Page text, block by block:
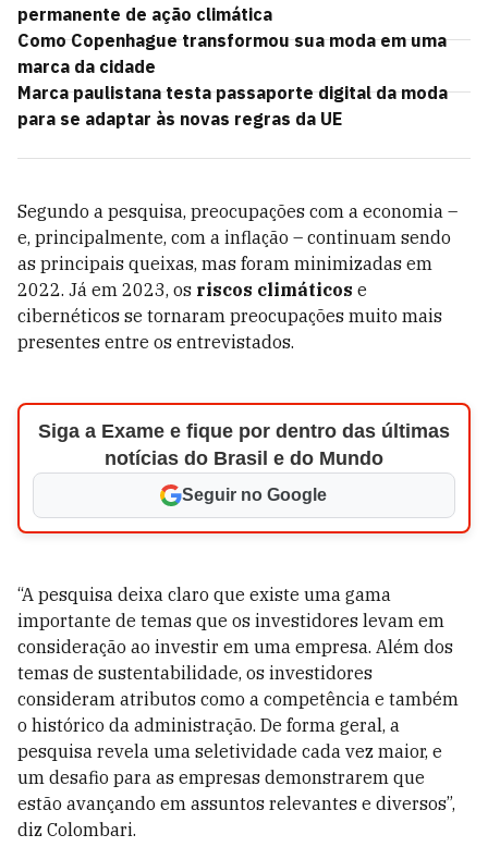
permanente de ação climática
Como Copenhague transformou sua moda em uma
marca da cidade
Marca paulistana testa passaporte digital da moda
para se adaptar às novas regras da UE
Segundo a pesquisa, preocupações com a economia –
e, principalmente, com a inflação – continuam sendo
as principais queixas, mas foram minimizadas em
2022. Já em 2023, os riscos climáticos e
cibernéticos se tornaram preocupações muito mais
presentes entre os entrevistados.
Siga a Exame e fique por dentro das últimas
notícias do Brasil e do Mundo
Seguir no Google
“A pesquisa deixa claro que existe uma gama
importante de temas que os investidores levam em
consideração ao investir em uma empresa. Além dos
temas de sustentabilidade, os investidores
consideram atributos como a competência e também
o histórico da administração. De forma geral, a
pesquisa revela uma seletividade cada vez maior, e
um desafio para as empresas demonstrarem que
estão avançando em assuntos relevantes e diversos”,
diz Colombari.